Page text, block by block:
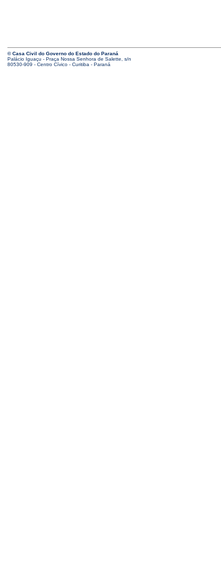
© Casa Civil do Governo do Estado do Paraná
Palácio Iguaçu - Praça Nossa Senhora de Salette, s/n
80530-909 - Centro Cívico - Curitiba - Paraná